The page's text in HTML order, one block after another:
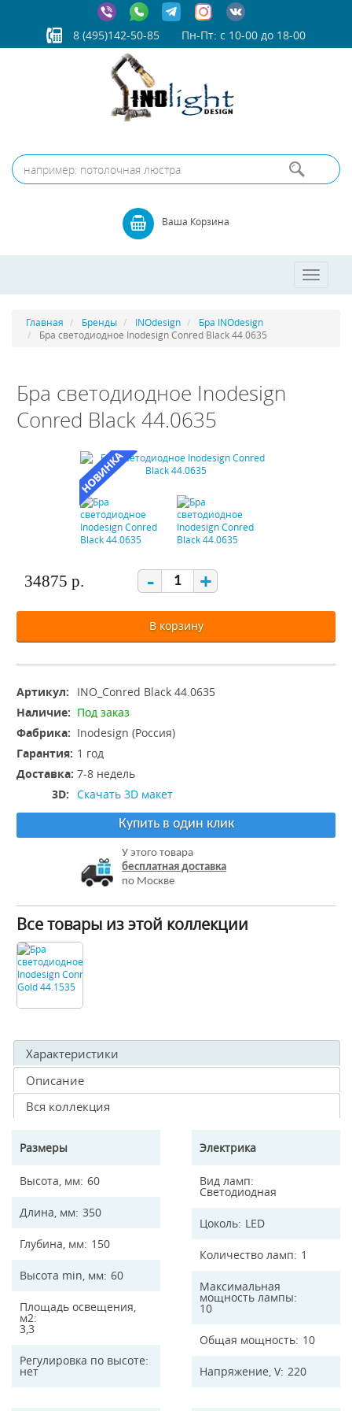
8 (495)142-50-85 Пн-Пт: с 10-00 до 18-00
Ваша Корзина
Toggle
Главная Бренды INOdesign
Бра INOdesign
Бра светодиодное Inodesign Conred Black 44.0635
Бра светодиодное Inodesign
Conred Black 44.0635
34875 р. - +
В корзину
Артикул:
INO_Conred Black 44.0635
Наличие: Под заказ
Фабрика: Inodesign (Россия)
Гарантия: 1 год
Доставка: 7-8 недель
3D: Скачать 3D макет
Купить в один клик
У этого товара
бесплатная доставка
по Москве
Все товары из этой коллекции
Характеристики
Описание
Вся коллекция
Размеры
Высота, мм 60
Длина, мм 350
Глубина, мм 150
Высота min, мм 60
Площадь освещения,
м2
3,3
Регулировка по высоте
нет
Электрика
Вид ламп
Светодиодная
Цоколь LED
Количество ламп 1
Максимальная
мощность лампы
10
Общая мощность 10
Напряжение, V 220